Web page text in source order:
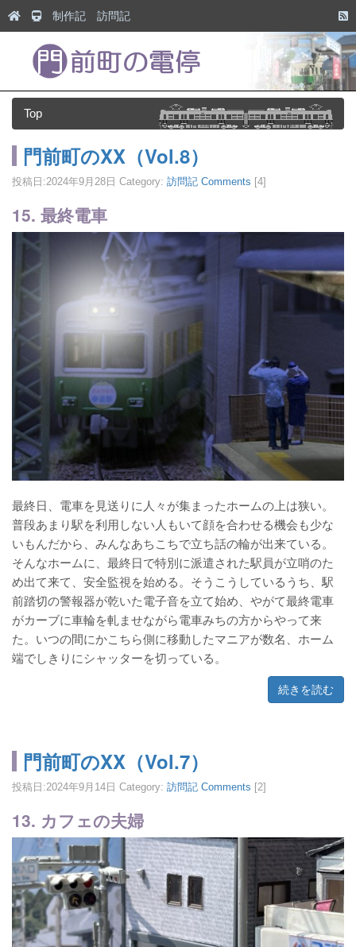
制作記 訪問記
Top
門前町のXX（Vol.8）
投稿日:2024年9月28日 Category: 訪問記 Comments [4]
15. 最終電車
最終日、電車を見送りに人々が集まったホームの上は狭い。
普段あまり駅を利用しない人もいて顔を合わせる機会も少な
いもんだから、みんなあちこちで立ち話の輪が出来ている。
そんなホームに、最終日で特別に派遣された駅員が立哨のた
め出て来て、安全監視を始める。そうこうしているうち、駅
前踏切の警報器が乾いた電子音を立て始め、やがて最終電車
がカーブに車輪を軋ませながら電車みちの方からやって来
た。いつの間にかこちら側に移動したマニアが数名、ホーム
端でしきりにシャッターを切っている。
続きを読む
門前町のXX（Vol.7）
投稿日:2024年9月14日 Category: 訪問記 Comments [2]
13. カフェの夫婦